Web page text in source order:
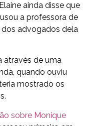
ainda disse que
a professora de
advogados dela
através de uma
quando ouviu
mostrado os
sobre Monique